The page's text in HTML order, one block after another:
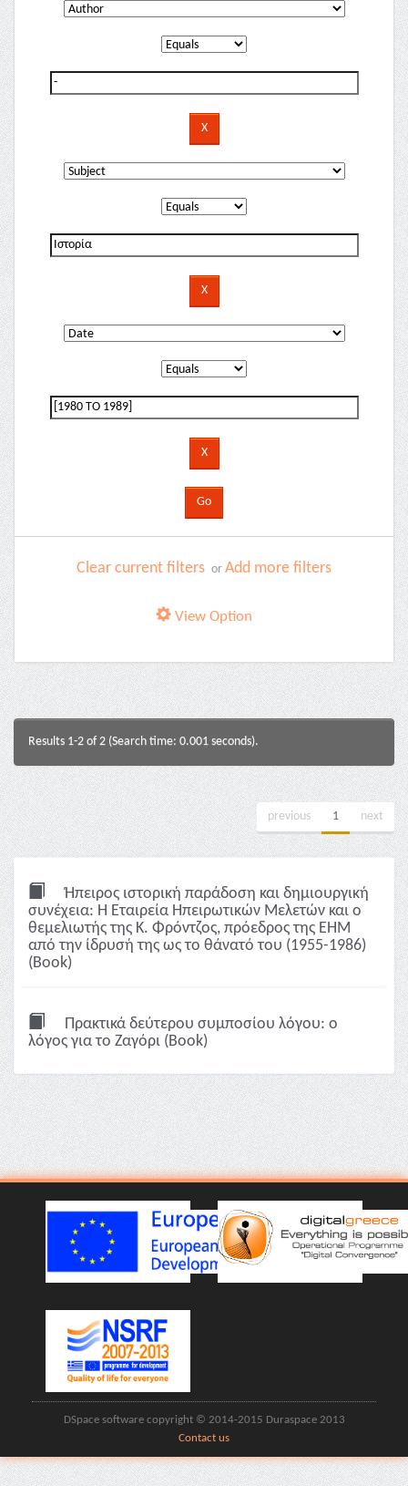
Clear current filters or Add more filters
View Option
Results 1-2 of 2 (Search time: 0.001 seconds).
previous 1 next
Ήπειρος ιστορική παράδοση και δημιουργική
συνέχεια: Η Εταιρεία Ηπειρωτικών Μελετών και ο
θεμελιωτής της Κ. Φρόντζος, πρόεδρος της ΕΗΜ
από την ίδρυσή της ως το θάνατό του (1955-1986)
(Book)
Πρακτικά δεύτερου συμποσίου λόγου: ο
λόγος για το Ζαγόρι (Book)
DSpace software copyright © 2014-2015 Duraspace 2013
Contact us